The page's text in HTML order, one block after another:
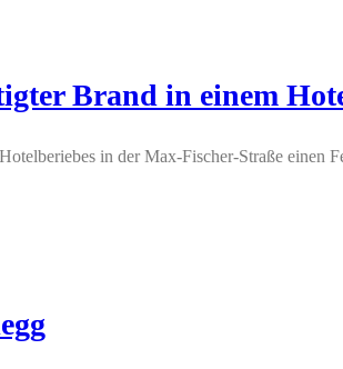
Brand in einem
in der Max-Fischer-Straße einen